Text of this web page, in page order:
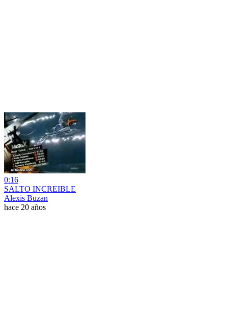
0:16
SALTO INCREIBLE
Alexis Buzan
hace 20 años